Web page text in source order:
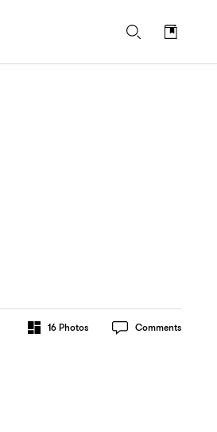
16Photos Comments